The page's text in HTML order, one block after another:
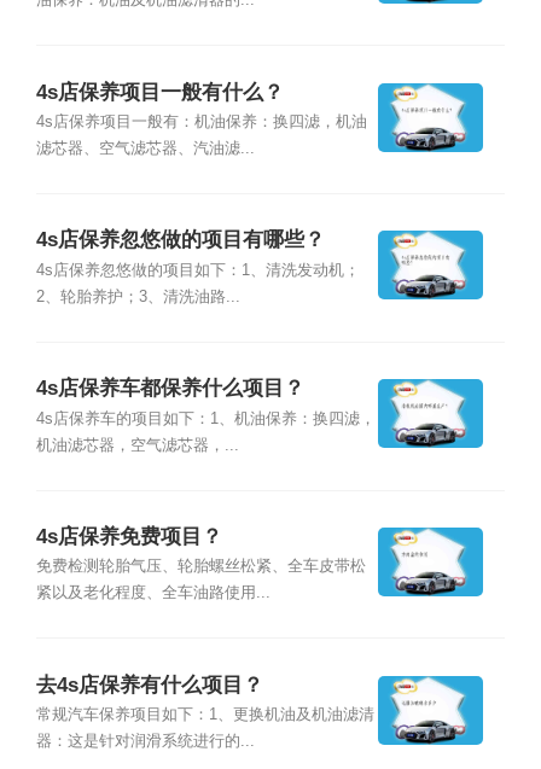
4s店保养项目一般有什么？
4s店保养项目一般有：机油保养：换四滤，机油
滤芯器、空气滤芯器、汽油滤...
4s店保养忽悠做的项目有哪些？
4s店保养忽悠做的项目如下：1、清洗发动机；
2、轮胎养护；3、清洗油路...
4s店保养车都保养什么项目？
4s店保养车的项目如下：1、机油保养：换四滤，
机油滤芯器，空气滤芯器，...
4s店保养免费项目？
免费检测轮胎气压、轮胎螺丝松紧、全车皮带松
紧以及老化程度、全车油路使用...
去4s店保养有什么项目？
常规汽车保养项目如下：1、更换机油及机油滤清
器：这是针对润滑系统进行的...